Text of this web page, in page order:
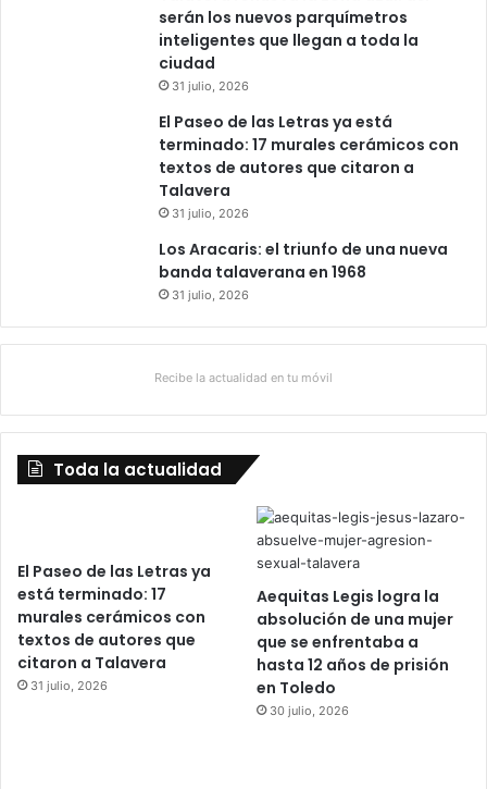
serán los nuevos parquímetros
inteligentes que llegan a toda la
ciudad
31 julio, 2026
El Paseo de las Letras ya está
terminado: 17 murales cerámicos con
textos de autores que citaron a
Talavera
31 julio, 2026
Los Aracaris: el triunfo de una nueva
banda talaverana en 1968
31 julio, 2026
Recibe la actualidad en tu móvil
Toda la actualidad
El Paseo de las Letras ya
está terminado: 17
murales cerámicos con
textos de autores que
citaron a Talavera
31 julio, 2026
Aequitas Legis logra la
absolución de una mujer
que se enfrentaba a
hasta 12 años de prisión
en Toledo
30 julio, 2026